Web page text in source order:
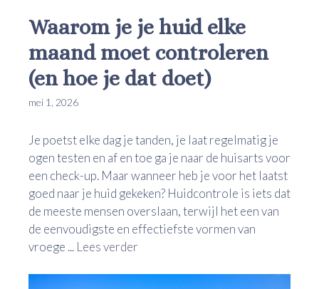
Waarom je je huid elke
maand moet controleren
(en hoe je dat doet)
mei 1, 2026
Je poetst elke dag je tanden, je laat regelmatig je
ogen testen en af en toe ga je naar de huisarts voor
een check-up. Maar wanneer heb je voor het laatst
goed naar je huid gekeken? Huidcontrole is iets dat
de meeste mensen overslaan, terwijl het een van
de eenvoudigste en effectiefste vormen van
vroege ... Lees verder